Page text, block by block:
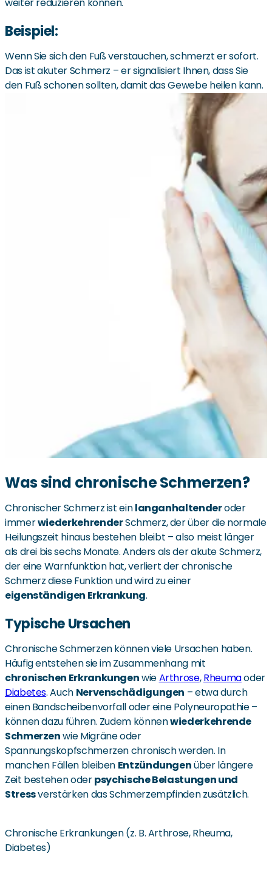
Beispiel:
Wenn Sie sich den Fuß verstauchen, schmerzt er sofort.
Das ist akuter Schmerz – er signalisiert Ihnen, dass Sie
den Fuß schonen sollten, damit das Gewebe heilen kann.
Was sind chronische Schmerzen?
Chronischer Schmerz ist einlanganhaltenderoder
immerwiederkehrenderSchmerz, der über die normale
Heilungszeit hinaus bestehen bleibt – also meist länger
als drei bis sechs Monate. Anders als der akute Schmerz,
der eine Warnfunktion hat, verliert der chronische
Schmerz diese Funktion und wird zu einer
eigenständigen Erkrankung.
Typische Ursachen
Chronische Schmerzen können viele Ursachen haben.
Häufig entstehen sie im Zusammenhang mit
chronischen ErkrankungenwieArthrose,Rheumaoder
Diabetes. Auch Nervenschädigungen – etwa durch
einen Bandscheibenvorfall oder eine Polyneuropathie –
können dazu führen. Zudem könnenwiederkehrende
Schmerzenwie Migräne oder
Spannungskopfschmerzen chronisch werden. In
manchen Fällen bleiben Entzündungenüber längere
Zeit bestehen oderpsychische Belastungen und
Stressverstärken das Schmerzempfinden zusätzlich.
Chronische Erkrankungen (z. B. Arthrose, Rheuma,
Diabetes)